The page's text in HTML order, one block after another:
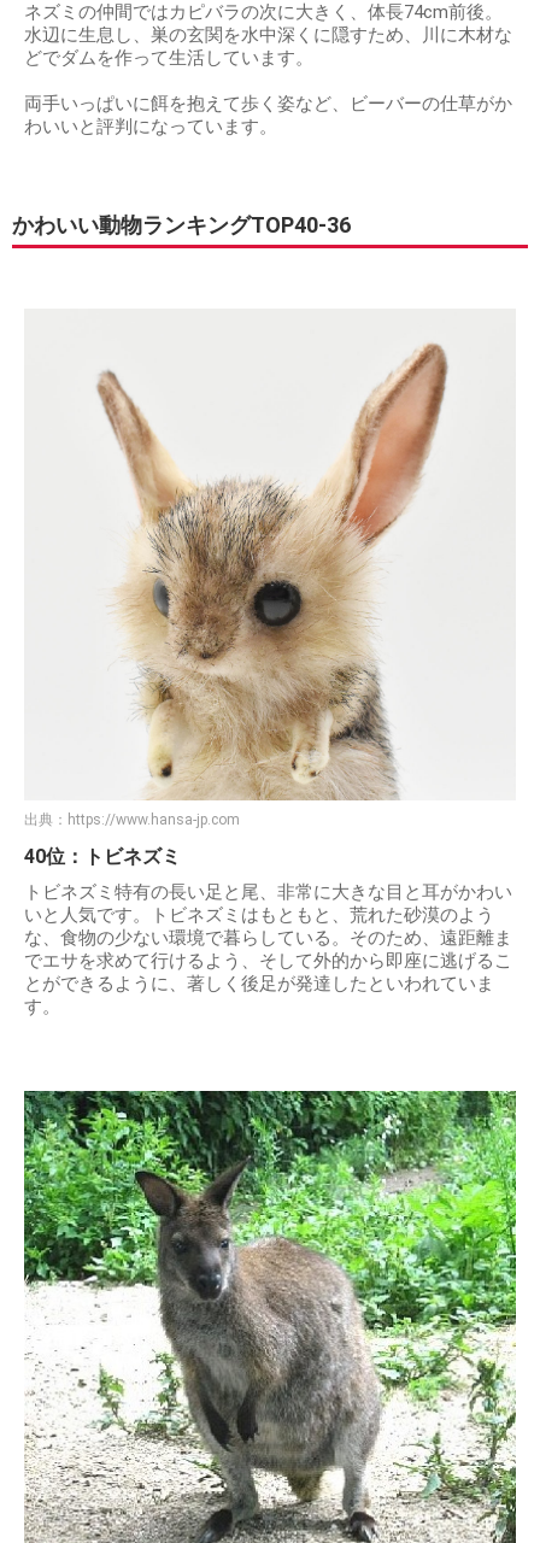
ネズミの仲間ではカピバラの次に大きく、体長74cm前後。
水辺に生息し、巣の玄関を水中深くに隠すため、川に木材な
どでダムを作って生活しています。
両手いっぱいに餌を抱えて歩く姿など、ビーバーの仕草がか
わいいと評判になっています。
かわいい動物ランキングTOP40-36
出典： https://www.hansa-jp.com
40位：トビネズミ
トビネズミ特有の長い足と尾、非常に大きな目と耳がかわい
いと人気です。トビネズミはもともと、荒れた砂漠のよう
な、食物の少ない環境で暮らしている。そのため、遠距離ま
でエサを求めて行けるよう、そして外的から即座に逃げるこ
とができるように、著しく後足が発達したといわれていま
す。